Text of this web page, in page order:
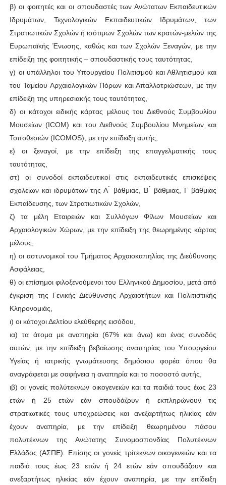
β) οι φοιτητές και οι σπουδαστές των Ανώτατων Εκπαιδευτικών
Ιδρυμάτων, Τεχνολογικών Εκπαιδευτικών Ιδρυμάτων, των
Στρατιωτικών Σχολών ή ισότιμων Σχολών των κρατών-μελών της
Ευρωπαϊκής Ένωσης, καθώς και των Σχολών Ξεναγών, με την
επίδειξη της φοιτητικής – σπουδαστικής τους ταυτότητας,
γ) οι υπάλληλοι του Υπουργείου Πολιτισμού και Αθλητισμού και
του Ταμείου Αρχαιολογικών Πόρων και Απαλλοτριώσεων, με την
επίδειξη της υπηρεσιακής τους ταυτότητας,
δ) οι κάτοχοι ειδικής κάρτας μέλους του Διεθνούς Συμβουλίου
Μουσείων (ICOM) και του Διεθνούς Συμβουλίου Μνημείων και
Τοποθεσιών (ICOMOS), με την επίδειξη αυτής,
ε) οι ξεναγοί, με την επίδειξη της επαγγελματικής τους
ταυτότητας,
στ) οι συνοδοί εκπαιδευτικοί στις εκπαιδευτικές επισκέψεις
σχολείων και ιδρυμάτων της Α ́ βάθμιας, Β ́ βάθμιας, Γ βάθμιας
Εκπαίδευσης, των Στρατιωτικών Σχολών,
ζ) τα μέλη Εταιρειών και Συλλόγων Φίλων Μουσείων και
Αρχαιολογικών Χώρων, με την επίδειξη της θεωρημένης κάρτας
μέλους,
η) οι αστυνομικοί του Τμήματος Αρχαιοκαπηλίας της Διεύθυνσης
Ασφάλειας,
θ) οι επίσημοι φιλοξενούμενοι του Ελληνικού Δημοσίου, μετά από
έγκριση της Γενικής Διεύθυνσης Αρχαιοτήτων και Πολιτιστικής
Κληρονομιάς,
ι) οι κάτοχοι Δελτίου ελεύθερης εισόδου,
ια) τα άτομα με αναπηρία (67% και άνω) και ένας συνοδός
αυτών, με την επίδειξη βεβαίωσης αναπηρίας του Υπουργείου
Υγείας ή ιατρικής γνωμάτευσης δημόσιου φορέα όπου θα
αναγράφεται με σαφήνεια η αναπηρία και το ποσοστό αυτής,
ιβ) οι γονείς πολύτεκνων οικογενειών και τα παιδιά τους έως 23
ετών ή 25 ετών εάν σπουδάζουν ή εκπληρώνουν τις
στρατιωτικές τους υποχρεώσεις και ανεξαρτήτως ηλικίας εάν
έχουν αναπηρία, με την επίδειξη θεωρημένου πάσου
πολυτέκνων της Ανώτατης Συνομοσπονδίας Πολυτέκνων
Ελλάδος (ΑΣΠΕ). Επίσης οι γονείς τρίτεκνων οικογενειών και τα
παιδιά τους έως 23 ετών ή 24 ετών εάν σπουδάζουν και
ανεξαρτήτως ηλικίας εάν έχουν αναπηρία, με την επίδειξη